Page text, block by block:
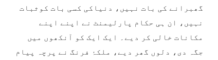
گھبرانے کی بات نہیں، دنیاکی کسی بات کوثبات
نہیں، ان ہی حکام پارلیمنٹ نے اپنے اپنے
مکانات خالی کر دیے۔ ایک ایک کو آنکھوں میں
جگہ دی، دلوں گھر دیے، ملکۂ فرنگ نے پرچہ پیام